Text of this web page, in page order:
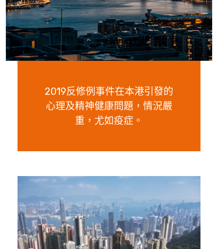
2019反修例事件在本港引發的
心理及精神健康問題，情況嚴
重，尤如疫症。